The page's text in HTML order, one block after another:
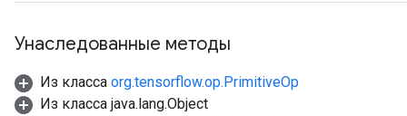
Унаследованные методы
Из класса org.tensorflow.op.PrimitiveOp
Из класса java.lang.Object